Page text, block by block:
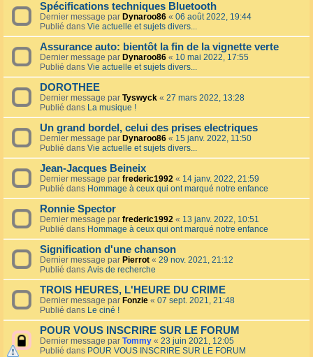
Spécifications techniques Bluetooth
Dernier message par Dynaroo86 « 06 août 2022, 19:44
Publié dans Vie actuelle et sujets divers...
Assurance auto: bientôt la fin de la vignette verte
Dernier message par Dynaroo86 « 10 mai 2022, 17:55
Publié dans Vie actuelle et sujets divers...
DOROTHEE
Dernier message par Tyswyck « 27 mars 2022, 13:28
Publié dans La musique !
Un grand bordel, celui des prises electriques
Dernier message par Dynaroo86 « 15 janv. 2022, 11:50
Publié dans Vie actuelle et sujets divers...
Jean-Jacques Beineix
Dernier message par frederic1992 « 14 janv. 2022, 21:59
Publié dans Hommage à ceux qui ont marqué notre enfance
Ronnie Spector
Dernier message par frederic1992 « 13 janv. 2022, 10:51
Publié dans Hommage à ceux qui ont marqué notre enfance
Signification d'une chanson
Dernier message par Pierrot « 29 nov. 2021, 21:12
Publié dans Avis de recherche
TROIS HEURES, L'HEURE DU CRIME
Dernier message par Fonzie « 07 sept. 2021, 21:48
Publié dans Le ciné !
POUR VOUS INSCRIRE SUR LE FORUM
Dernier message par Tommy « 23 juin 2021, 12:05
Publié dans POUR VOUS INSCRIRE SUR LE FORUM